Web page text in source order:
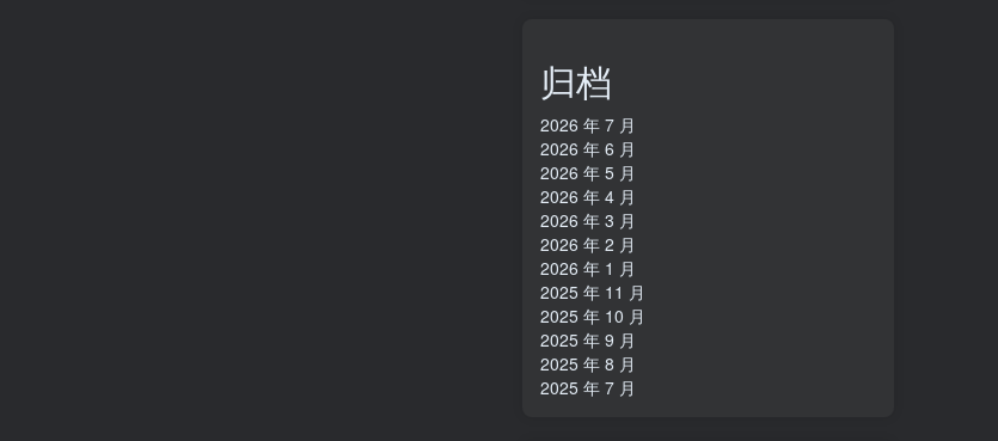
归档
2026 年 7 月
2026 年 6 月
2026 年 5 月
2026 年 4 月
2026 年 3 月
2026 年 2 月
2026 年 1 月
2025 年 11 月
2025 年 10 月
2025 年 9 月
2025 年 8 月
2025 年 7 月